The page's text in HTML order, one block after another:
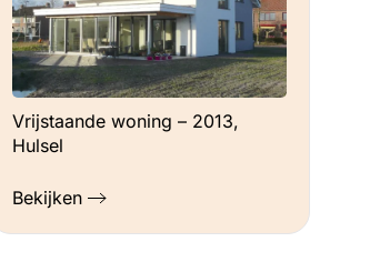
Vrijstaande woning – 2013,
Hulsel
Bekijken